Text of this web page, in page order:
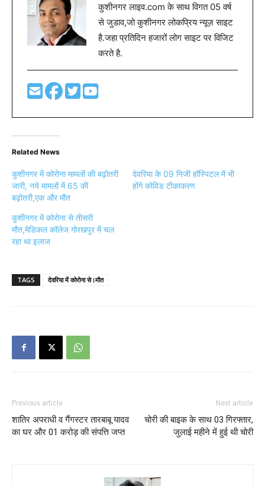
कुशीनगर लाइव.com के साथ विगत 05 वर्ष
से जुडाव,जो कुशीनगर लोकप्रिय न्यूज़ साइट
है.जहा प्रतिदिन हजारों लोग साइट पर विजिट
करते है.
Related News
कुशीनगर में कोरोना मामलों की बढ़ोतरी
जारी, नये मामलों में 65 की
बढ़ोतरी,एक और मौत
देवरिया के 09 निजी हॉस्पिटल में भी
होंगे कोविड टीकाकरण
कुशीनगर में कोरोना से तीसरी
मौत,मेडिकल कॉलेज गोरखपुर में चल
रहा था इलाज
TAGS देवरिया में कोरोना से।मौत
Previous article
शातिर अपराधी व गैंगस्टर तारबाबू यादव
का घर और 01 करोड़ की संपत्ति जप्त
Next article
चोरी की बाइक के साथ 03 गिरफ्तार,
जुलाई महीने में हुई थी चोरी